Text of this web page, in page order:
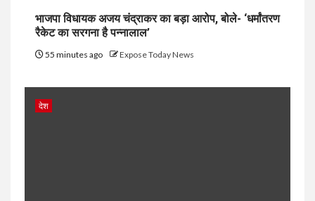
भाजपा विधायक अजय चंद्राकर का बड़ा आरोप, बोले- ‘धर्मांतरण
रैकेट का सरगना है पन्नालाल’
55 minutes ago Expose Today News
देश